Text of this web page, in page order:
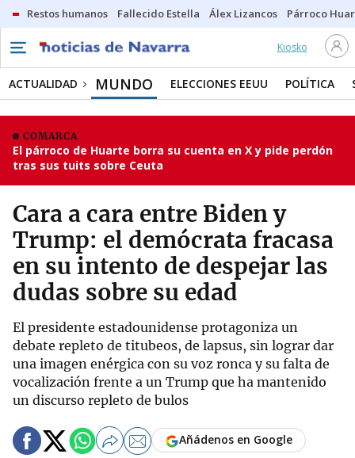
Restos humanos Fallecido Estella Álex Lizancos Párroco
Kiosko
ACTUALIDAD MUNDO ELECCIONES EEUU POLÍTICA
COMARCA
El párroco de Huarte borra su cuenta en X y pide perdón
tras sus tuits sobre Ceuta
Cara a cara entre Biden y
Trump: el demócrata fracasa
en su intento de despejar las
dudas sobre su edad
El presidente estadounidense protagoniza un
debate repleto de titubeos, de lapsus, sin lograr dar
una imagen enérgica con su voz ronca y su falta de
vocalización frente a un Trump que ha mantenido
un discurso repleto de bulos
Añádenos en Google